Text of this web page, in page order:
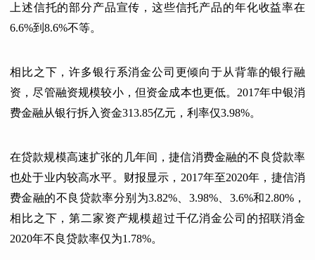
上述信托的部分产品宣传，这些信托产品的年化收益率在
6.6%到8.6%不等。
相比之下，许多银行系消金公司更倾向于从背靠的银行融
资，尽管融资规模较小，但资金成本也更低。2017年中银消
费金融从银行拆入资金313.85亿元，利率仅3.98%。
在贷款规模高速扩张的几年间，捷信消费金融的不良贷款率
也处于业内较高水平。财报显示，2017年至2020年，捷信消
费金融的不良贷款率分别为3.82%、3.98%、3.6%和2.80%，
相比之下，第二家资产规模超过千亿消金公司的招联消金
2020年不良贷款率仅为1.78%。